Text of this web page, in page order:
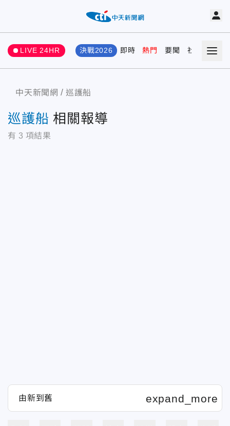
LIVE 24HR 決戰2026 即時 熱門 要聞 社會 娛樂
中天新聞網 巡護船
巡護船 相關報導
有 3 項結果